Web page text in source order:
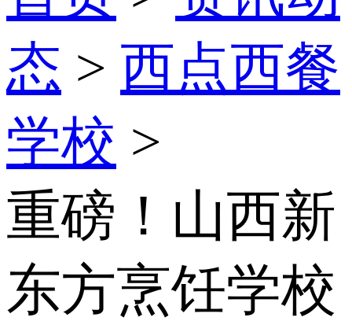
态 > 西点西餐
学校 >
重磅！山西新
东方烹饪学校